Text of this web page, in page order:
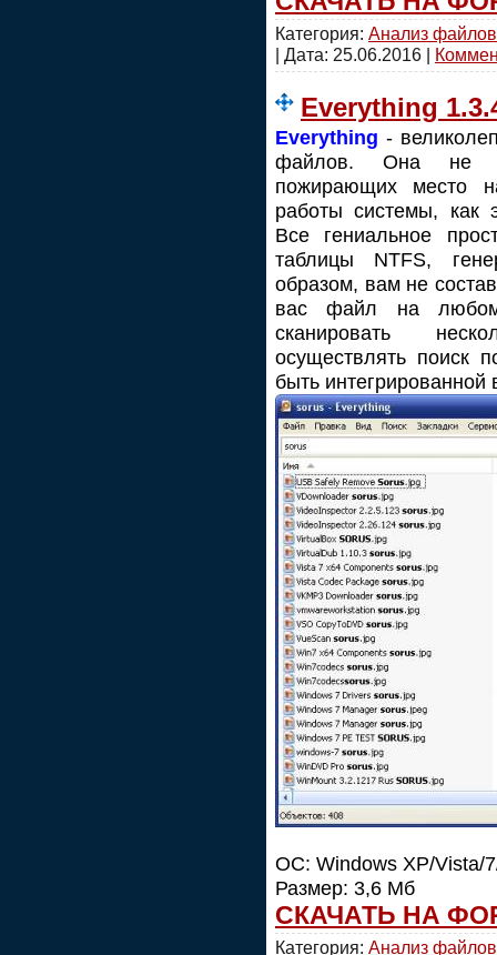
Категория: Анализ файлов
| Дата: 25.06.2016 |
Everything
Everything -
файлов. Она не
пожирающих место
работы системы, как
Все гениальное
таблицы NTFS,
образом, вам не
вас файл на любом
сканировать
осуществлять поиск
быть интегрированной
ОС: Windows XP/Vista/
Размер: 3,6 Мб
СКАЧАТЬ НА
Категория: Анализ файлов